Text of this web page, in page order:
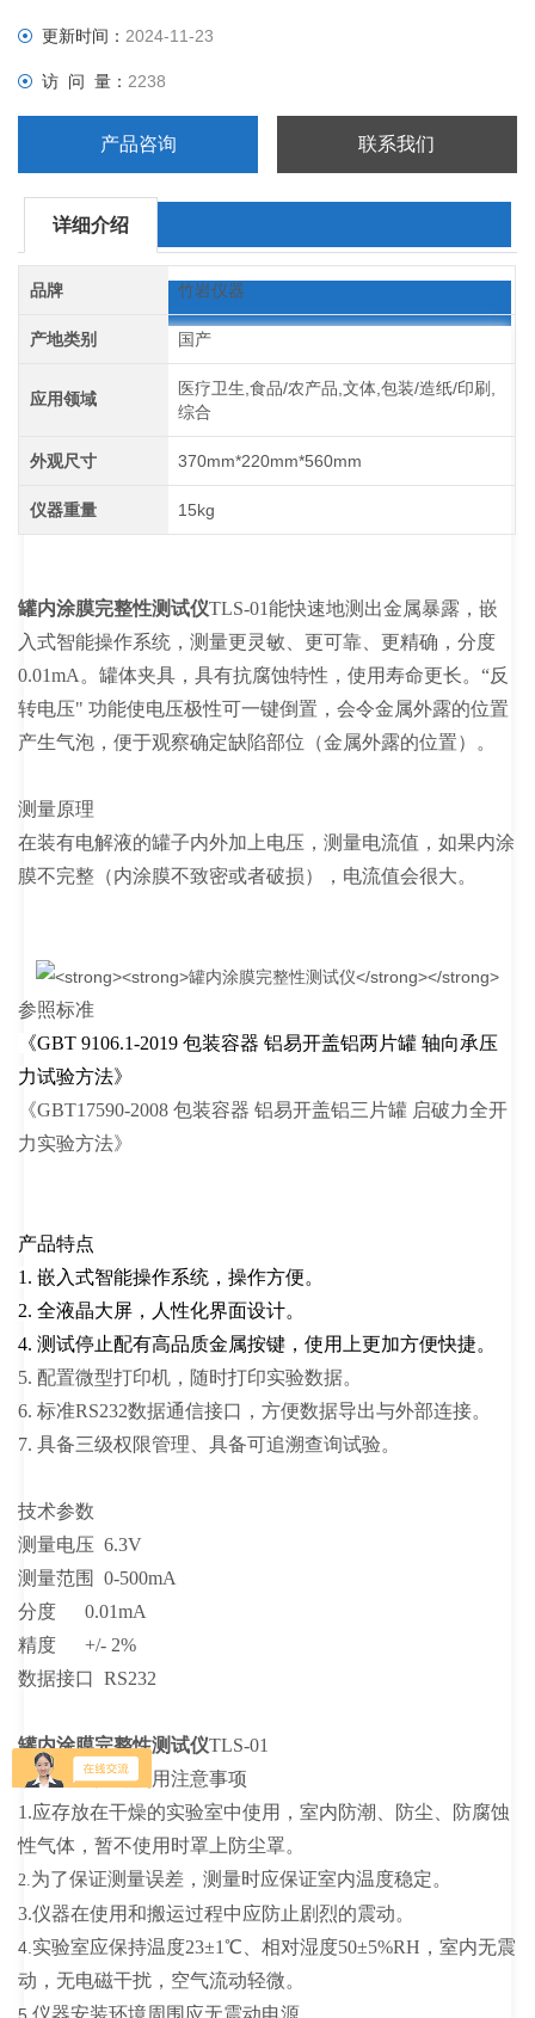
更新时间：2024-11-23
访 问 量：2238
产品咨询 联系我们
详细介绍
品牌 竹岩仪器
产地类别 国产
应用领域
医疗卫生,食品/农产品,文体,包装/造纸/印刷,
综合
外观尺寸 370mm*220mm*560mm
仪器重量 15kg
罐内涂膜完整性测试仪TLS-01能快速地测出金属暴露，嵌
入式智能操作系统，测量更灵敏、更可靠、更精确，分度
0.01mA。罐体夹具，具有抗腐蚀特性，使用寿命更长。“反
转电压" 功能使电压极性可一键倒置，会令金属外露的位置
产生气泡，便于观察确定缺陷部位（金属外露的位置）。
测量原理
在装有电解液的罐子内外加上电压，测量电流值，如果内涂
膜不完整（内涂膜不致密或者破损），电流值会很大。
参照标准
《GBT 9106.1-2019 包装容器 铝易开盖铝两片罐 轴向承压
力试验方法》
《GBT17590-2008 包装容器 铝易开盖铝三片罐 启破力全开
力实验方法》
产品特点
1. 嵌入式智能操作系统，操作方便。
2. 全液晶大屏，人性化界面设计。
4. 测试停止配有高品质金属按键，使用上更加方便快捷。
5. 配置微型打印机，随时打印实验数据。
6. 标准RS232数据通信接口，方便数据导出与外部连接。
7. 具备三级权限管理、具备可追溯查询试验。
技术参数
测量电压 6.3V
测量范围 0-500mA
分度 0.01mA
精度 +/- 2%
数据接口 RS232
罐内涂膜完整性测试仪TLS-01
仪器的维护与使用注意事项
1.应存放在干燥的实验室中使用，室内防潮、防尘、防腐蚀
性气体，暂不使用时罩上防尘罩。
2.为了保证测量误差，测量时应保证室内温度稳定。
3.仪器在使用和搬运过程中应防止剧烈的震动。
4.实验室应保持温度23±1℃、相对湿度50±5%RH，室内无震
动，无电磁干扰，空气流动轻微。